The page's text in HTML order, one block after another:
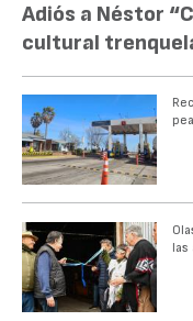
Adiós a Néstor
cultural
las